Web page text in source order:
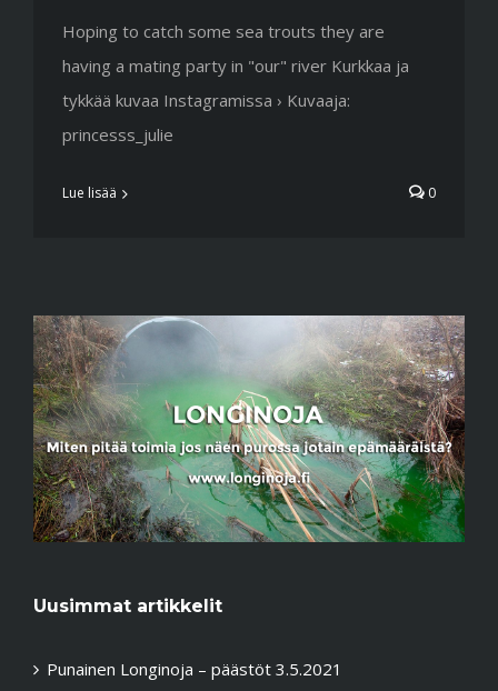
Hoping to catch some sea trouts they are
having a mating party in "our" river Kurkkaa ja
tykkää kuvaa Instagramissa › Kuvaaja:
princesss_julie
Lue lisää 0
Uusimmat artikkelit
Punainen Longinoja – päästöt 3.5.2021